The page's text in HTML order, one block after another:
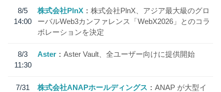
8/5
14:00
株式会社PlnX
株式会社PlnX、アジア最大級のグロ
ーバルWeb3カンファレンス「WebX2026」とのコラ
ボレーションを決定
8/3
11:30
Aster Aster Vault、全ユーザー向けに提供開始
7/31
株式会社ANAPホールディングス
ANAP が大型イ